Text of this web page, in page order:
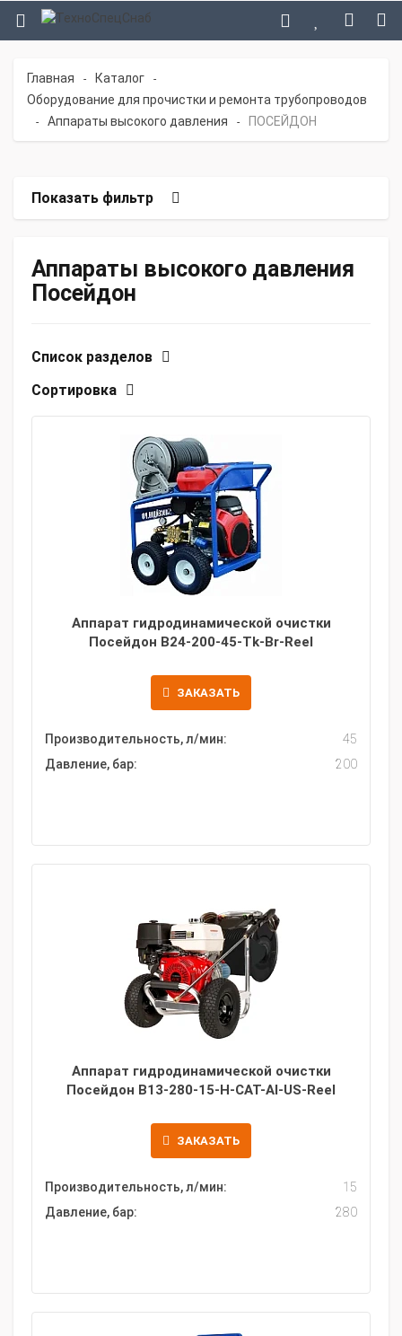
Главная - Каталог -
Оборудование для прочистки и ремонта трубопроводов
- Аппараты высокого давления - ПОСЕЙДОН
Показать фильтр
Аппараты высокого давления
Посейдон
Список разделов
Сортировка
Аппарат гидродинамической очистки
Посейдон B24-200-45-Tk-Br-Reel
ЗАКАЗАТЬ
Производительность, л/мин:
45
Давление, бар:
200
Аппарат гидродинамической очистки
Посейдон B13-280-15-H-CAT-Al-US-Reel
ЗАКАЗАТЬ
Производительность, л/мин:
15
Давление, бар:
280